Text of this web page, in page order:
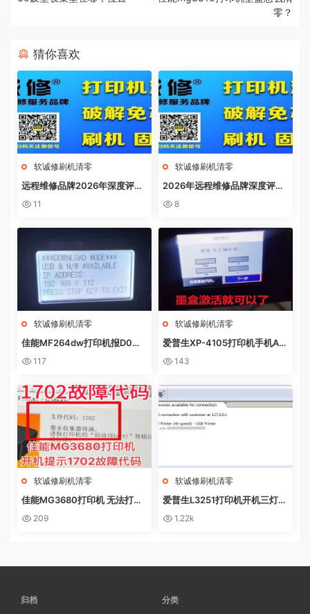
零？
猜你喜欢
软诚修刷机清零
远程维修品牌2026年深度评
测：软诚修、远城修吧、远城在
11
软诚修刷机清零
2026年远程维修品牌深度评
测：软诚修、远城修吧、远城在
8
软诚修刷机清零
佳能MF264dw打印机报D0W
NL0AD MODE快速解决方法
117
软诚修刷机清零
爱普生XP-4105打印机手机AP
P上点了更新固件之后不识别墨
143
软诚修刷机清零
佳能MG3680打印机 无法打印
电脑提示错误代码5B02 废墨收
209
软诚修刷机清零
爱普生L3251打印机开机三灯长
亮 无自检动作
1.22k
归档 分类